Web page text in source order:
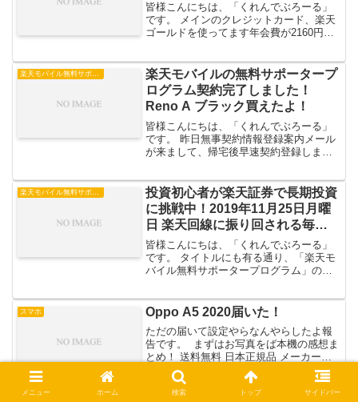
皆様こんにちは、「くれんでぶろーる」
です。 メインのクレジットカード、楽天
ゴールドを使ってます年会費が2160円掛
るので実質2年くらいは年会費ペイしま
す。ちなみに私は4...
楽天モバイル無料サポータープログラム
楽天モバイルの無料サポータープ
ログラム契約完了しました！
Reno A ブラック買えたよ！
皆様こんにちは、「くれんでぶろーる」
です。 昨日無事契約情報登録案内メール
が来まして、帰宅後早速契約登録しまし
込み完了のお知らせクレカの利用計上も
しっかりされてます...
楽天モバイル無料サポータープログラム
投資初心者が楽天証券で長期投資
に挑戦中！2019年11月25日月曜
日 楽天回線に振り回される毎
日！
皆様こんにちは、「くれんでぶろーる」
です。 タイトルにも有る通り、「楽天モ
バイル無料サポータープログラム」の回
す。 my楽天モバイルアプリから通話通信
品質レポートを送ろ...
スマホ Oppo A5 2020届いた！
ただの届いて設定やらなんやらしたよ報
告です。 まずはお写真をば本機の感想ま
とめ！ 送料無料 日本正規品 メーカー保
証 OPPO A5 2020 6.5インチ 超広角 4眼
カメラ 大画面 大容量バッテリー シムフ
リー FMラジオ ハイレゾ ...
メニュー ホーム 検索 トップ サイドバー